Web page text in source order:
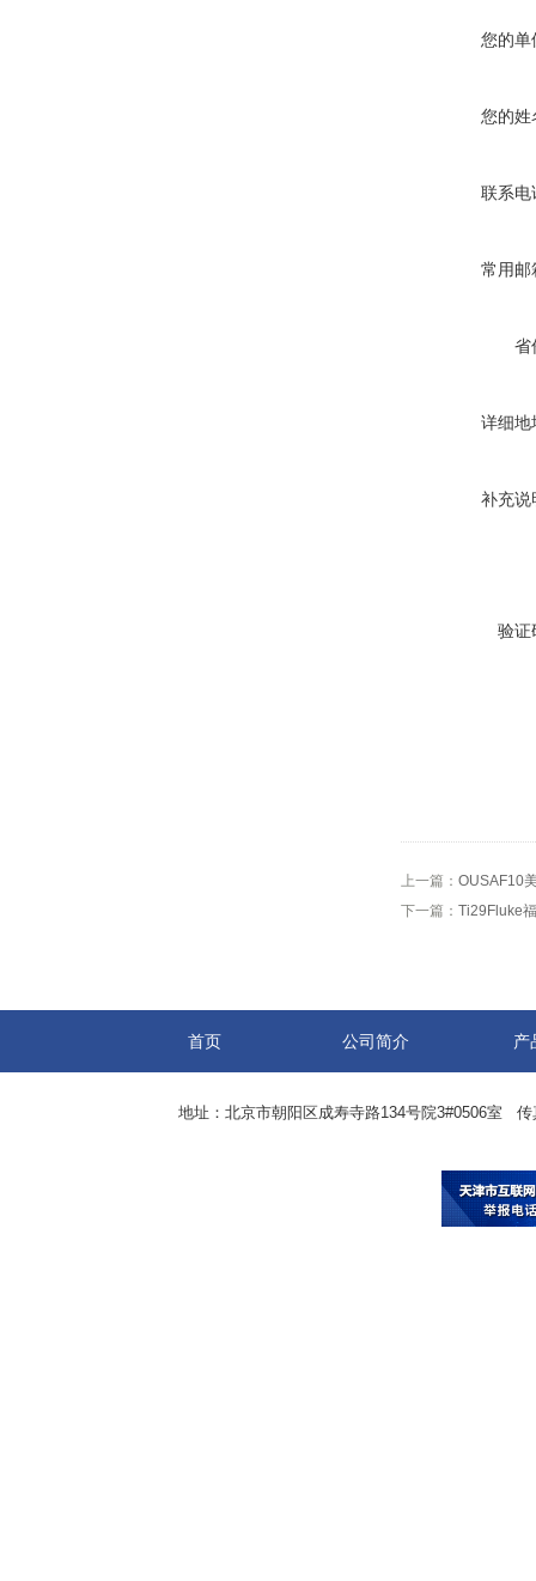
您的单
您的姓
联系电
常用邮
省
详细地
补充说
验证
上一篇： OUSAF10
下一篇： Ti29Fluke
首页 公司简介 产
地址：北京市朝阳区成寿寺路134号院3#0506室